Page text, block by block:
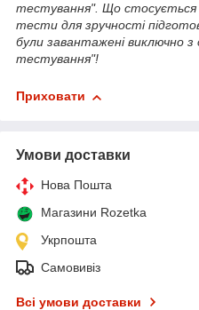
тестування". Що стосується
тести для зручності
були завантажені виключно
тестування"!
Приховати
Умови доставки
Нова Пошта
Магазини Rozetka
Укрпошта
Самовивіз
Всі умови доставки